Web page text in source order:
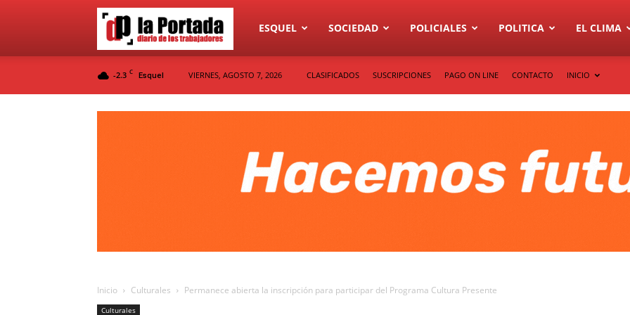
Diario
ESQUEL SOCIEDAD POLICIALES POLITICA EL CLIMA
-2.3 C Esquel VIERNES, AGOSTO 7, 2026 CLASIFICADOS SUSCRIPCIONES PAGO ON LINE CONTACTO INICIO
Inicio Culturales Permanece abierta la inscripción para participar del Programa Cultura Presente
Culturales